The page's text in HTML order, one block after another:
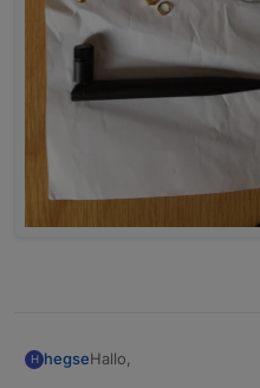
H hegseHallo,